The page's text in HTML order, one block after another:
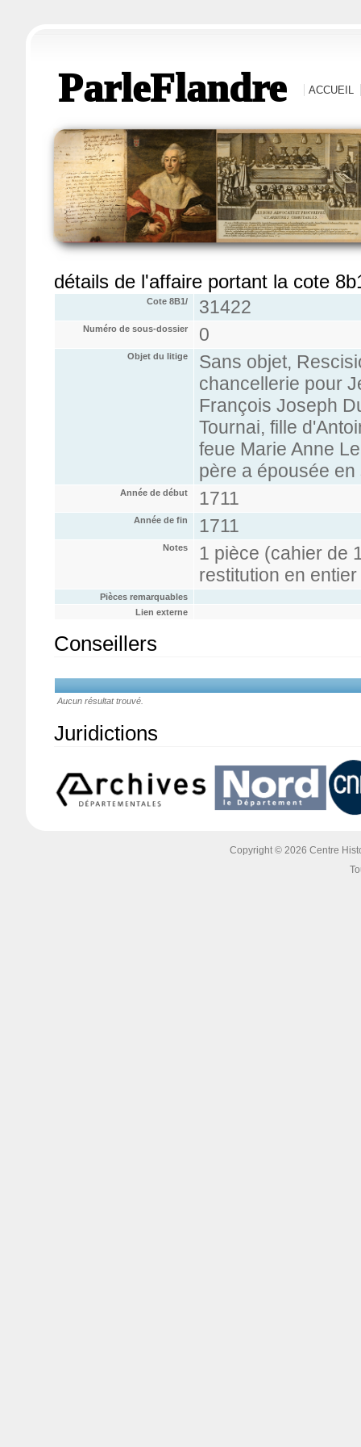
ParleFlandre ACCUEIL
détails de l'affaire portant la cote
Cote 8B1/ 31422
Numéro de sous-dossier 0
Objet du litige
Sans objet,
chancellerie pour
François Joseph
Tournai, fille
feue Marie Anne
père a épousée
Année de début 1711
Année de fin 1711
Notes
1 pièce (cahier de
restitution en
Pièces remarquables
Lien externe
Conseillers
Aucun résultat trouvé.
Juridictions
Copyright © 2026 Centre